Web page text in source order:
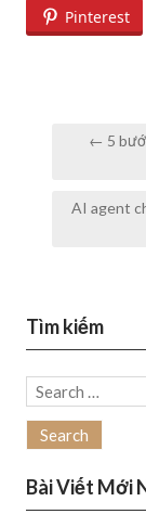
Pinterest
Post← 5
AI agent
Tìm kiếm
Search
for:
Bài Viết Mới